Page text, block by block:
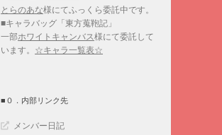
とらのあな様にてふっくら委託中です。
■キャラバッグ「東方蒐鞄記」
一部ホワイトキャンバス様にて委託して
います。 ☆キャラ一覧表☆
■０．内部リンク先
メンバー日記